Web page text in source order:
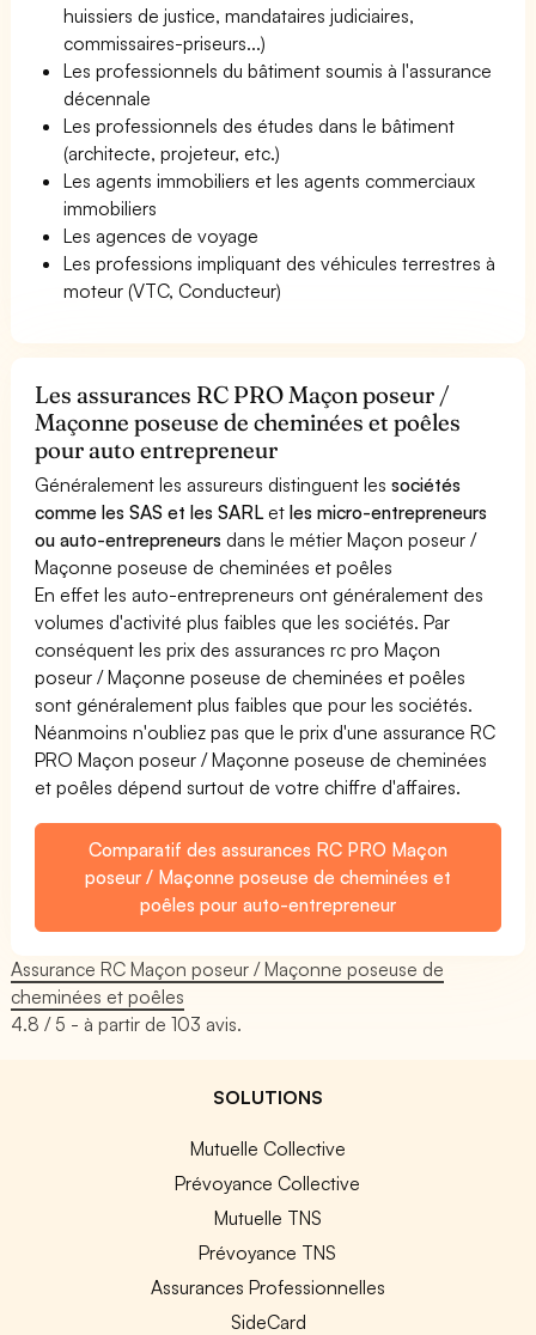
huissiers de justice, mandataires judiciaires,
commissaires-priseurs...)
Les professionnels du bâtiment soumis à l'assurance
décennale
Les professionnels des études dans le bâtiment
(architecte, projeteur, etc.)
Les agents immobiliers et les agents commerciaux
immobiliers
Les agences de voyage
Les professions impliquant des véhicules terrestres à
moteur (VTC, Conducteur)
Les assurances RC PRO Maçon poseur /
Maçonne poseuse de cheminées et poêles
pour auto entrepreneur
Généralement les assureurs distinguent lessociétés
comme les SAS et les SARL etles micro-entrepreneurs
ou auto-entrepreneurs dans le métier Maçon poseur /
Maçonne poseuse de cheminées et poêles
En effet les auto-entrepreneurs ont généralement des
volumes d'activité plus faibles que les sociétés. Par
conséquent les prix des assurances rc pro Maçon
poseur / Maçonne poseuse de cheminées et poêles
sont généralement plus faibles que pour les sociétés.
Néanmoins n'oubliez pas que le prix d'une assurance RC
PRO Maçon poseur / Maçonne poseuse de cheminées
et poêles dépend surtout de votre chiffre d'affaires.
Comparatif des assurances RC PRO Maçon
poseur / Maçonne poseuse de cheminées et
poêles pour auto-entrepreneur
Assurance RC Maçon poseur / Maçonne poseuse de
cheminées et poêles
4.8 / 5 - à partir de103 avis.
SOLUTIONS
Mutuelle Collective
Prévoyance Collective
Mutuelle TNS
Prévoyance TNS
Assurances Professionnelles
SideCard